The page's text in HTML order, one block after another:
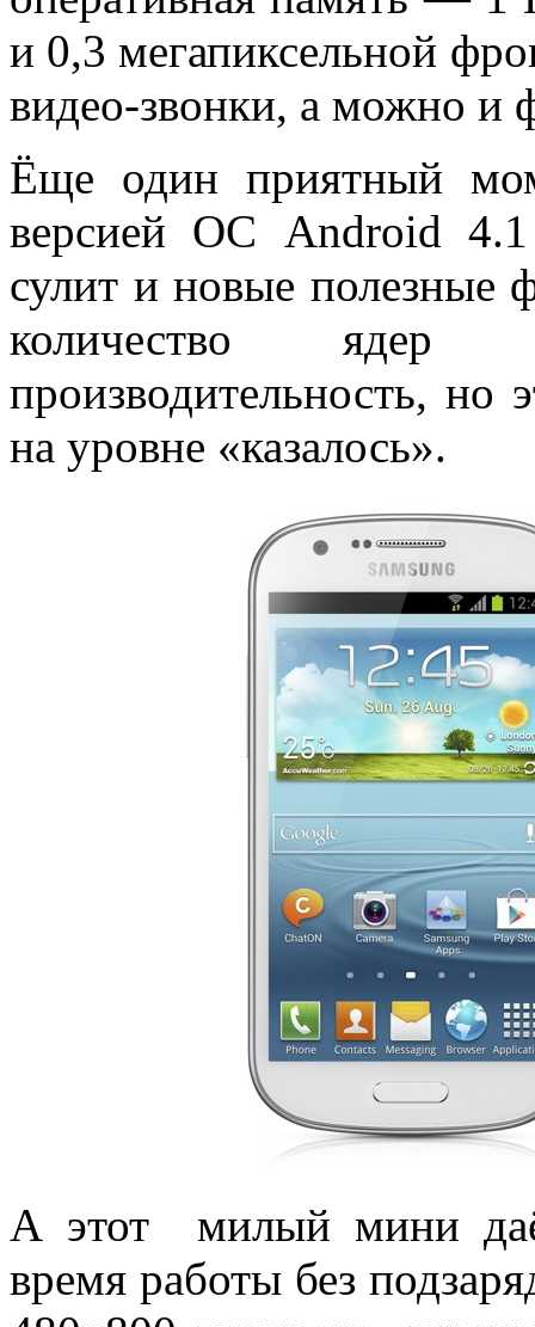
и 0,3 мегапиксельной
видео-звонки, а можно и
Ёще один приятный
версией ОС Android 4.1
сулит и новые полезные
количество
производительность, но
на уровне «казалось».
А этот милый мини
время работы без